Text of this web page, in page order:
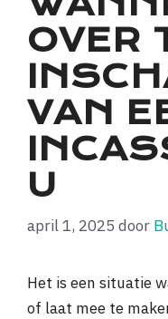
OVER
VAN
U
april 1, 2025 door
Het is een situatie
of laat mee te